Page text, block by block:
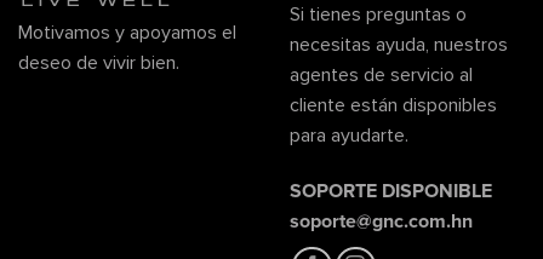
Motivamos y apoyamos el
deseo de vivir bien.
Si tienes preguntas o
necesitas ayuda, nuestros
agentes de servicio al
cliente están disponibles
para ayudarte.
SOPORTE DISPONIBLE
soporte@gnc.com.hn